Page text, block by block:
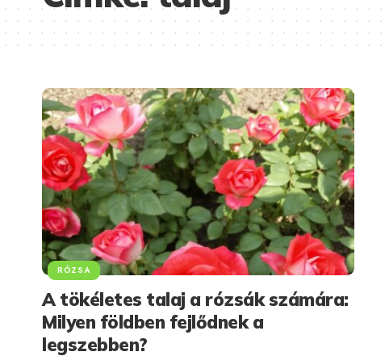
RÓZSA
A tökéletes talaj a rózsák számára:
Milyen földben fejlődnek a
legszebben?